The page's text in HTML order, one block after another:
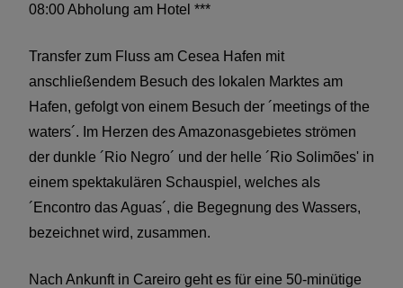
08:00 Abholung am Hotel ***
Transfer zum Fluss am Cesea Hafen mit
anschließendem Besuch des lokalen Marktes am
Hafen, gefolgt von einem Besuch der ´meetings of the
waters´. Im Herzen des Amazonasgebietes strömen
der dunkle ´Rio Negro´ und der helle ´Rio Solimões' in
einem spektakulären Schauspiel, welches als
´Encontro das Aguas´, die Begegnung des Wassers,
bezeichnet wird, zusammen.
Nach Ankunft in Careiro geht es für eine 50-minütige